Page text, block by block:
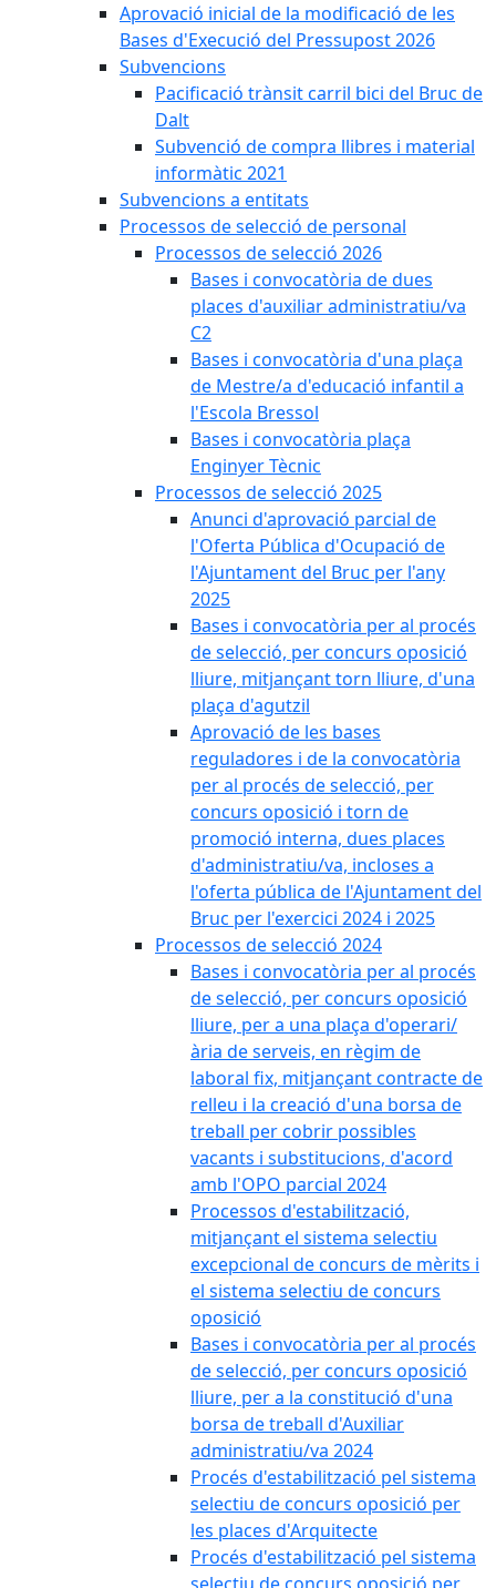
Aprovació inicial de la modificació de les
Bases d'Execució del Pressupost 2026
Subvencions
Pacificació trànsit carril bici del Bruc de
Dalt
Subvenció de compra llibres i material
informàtic 2021
Subvencions a entitats
Processos de selecció de personal
Processos de selecció 2026
Bases i convocatòria de dues
places d'auxiliar administratiu/va
C2
Bases i convocatòria d'una plaça
de Mestre/a d'educació infantil a
l'Escola Bressol
Bases i convocatòria plaça
Enginyer Tècnic
Processos de selecció 2025
Anunci d'aprovació parcial de
l'Oferta Pública d'Ocupació de
l'Ajuntament del Bruc per l'any
2025
Bases i convocatòria per al procés
de selecció, per concurs oposició
lliure, mitjançant torn lliure, d'una
plaça d'agutzil
Aprovació de les bases
reguladores i de la convocatòria
per al procés de selecció, per
concurs oposició i torn de
promoció interna, dues places
d'administratiu/va, incloses a
l'oferta pública de l'Ajuntament del
Bruc per l'exercici 2024 i 2025
Processos de selecció 2024
Bases i convocatòria per al procés
de selecció, per concurs oposició
lliure, per a una plaça d'operari/
ària de serveis, en règim de
laboral fix, mitjançant contracte de
relleu i la creació d'una borsa de
treball per cobrir possibles
vacants i substitucions, d'acord
amb l'OPO parcial 2024
Processos d'estabilització,
mitjançant el sistema selectiu
excepcional de concurs de mèrits i
el sistema selectiu de concurs
oposició
Bases i convocatòria per al procés
de selecció, per concurs oposició
lliure, per a la constitució d'una
borsa de treball d'Auxiliar
administratiu/va 2024
Procés d'estabilització pel sistema
selectiu de concurs oposició per
les places d'Arquitecte
Procés d'estabilització pel sistema